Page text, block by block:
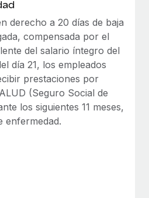
derecho a 20 días de baja
compensada por el
del salario íntegro del
día 21, los empleados
prestaciones por
(Seguro Social de
los siguientes 11 meses,
enfermedad.